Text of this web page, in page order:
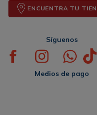
ENCUENTRA TU
Síguenos
Medios de pago